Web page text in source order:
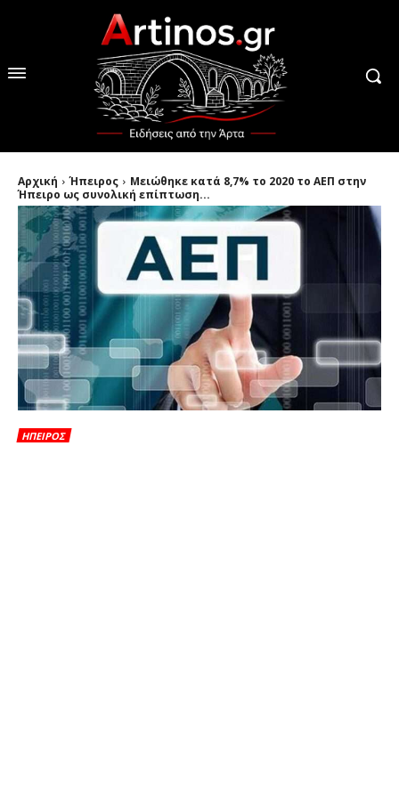
Αρχική Ήπειρος
Μειώθηκε κατά 8,7% το 2020 το ΑΕΠ στην
Ήπειρο ως συνολική επίπτωση...
ΗΠΕΙΡΟΣ